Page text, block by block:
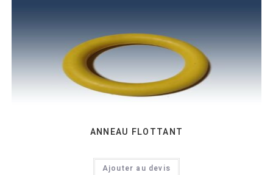
ANNEAU FLOTTANT
Ajouter au devis